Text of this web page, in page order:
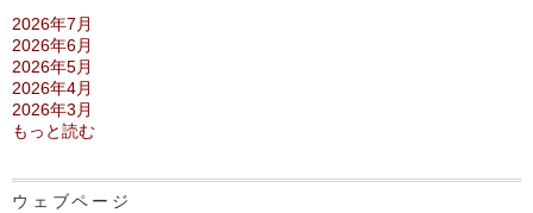
2026年7月
2026年6月
2026年5月
2026年4月
2026年3月
もっと読む
ウェブページ